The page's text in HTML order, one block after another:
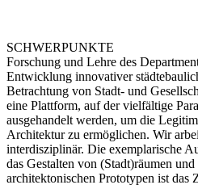
SCHWERPUNKTE
Forschung und Lehre des
Entwicklung innovativer
Betrachtung von Stadt- und
eine Plattform, auf der vielfältige
ausgehandelt werden, um die
Architektur zu ermöglichen. Wir
interdisziplinär. Die exemplarische
das Gestalten von (Stadt)räumen
architektonischen Prototypen ist das